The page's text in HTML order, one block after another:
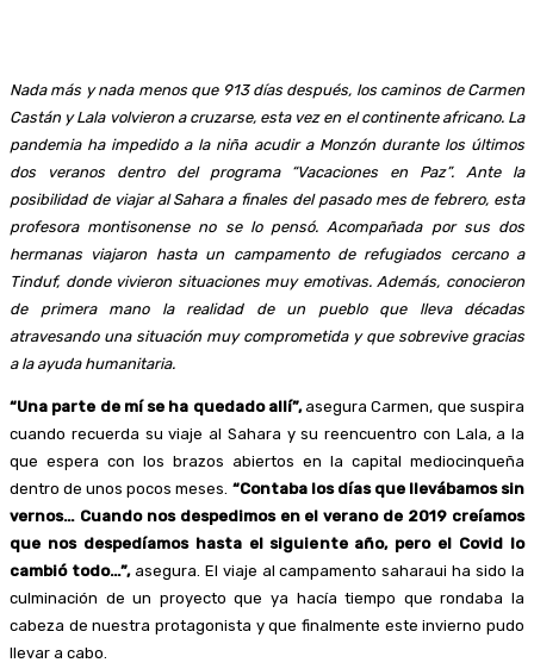
Nada más y nada menos que 913 días después, los caminos de Carmen
Castán y Lala volvieron a cruzarse, esta vez en el continente africano. La
pandemia ha impedido a la niña acudir a Monzón durante los últimos
dos veranos dentro del programa “Vacaciones en Paz”. Ante la
posibilidad de viajar al Sahara a finales del pasado mes de febrero, esta
profesora montisonense no se lo pensó. Acompañada por sus dos
hermanas viajaron hasta un campamento de refugiados cercano a
Tinduf, donde vivieron situaciones muy emotivas. Además, conocieron
de primera mano la realidad de un pueblo que lleva décadas
atravesando una situación muy comprometida y que sobrevive gracias
a la ayuda humanitaria.
“Una parte de mí se ha quedado allí”,asegura Carmen, que suspira
cuando recuerda su viaje al Sahara y su reencuentro con Lala, a la
que espera con los brazos abiertos en la capital mediocinqueña
dentro de unos pocos meses. “Contaba los días que llevábamos sin
vernos… Cuando nos despedimos en el verano de 2019 creíamos
que nos despedíamos hasta el siguiente año, pero el Covid lo
cambió todo…”,asegura. El viaje al campamento saharaui ha sido la
culminación de un proyecto que ya hacía tiempo que rondaba la
cabeza de nuestra protagonista y que finalmente este invierno pudo
llevar a cabo.